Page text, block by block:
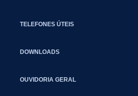
TELEFONES ÚTEIS
DOWNLOADS
OUVIDORIA GERAL